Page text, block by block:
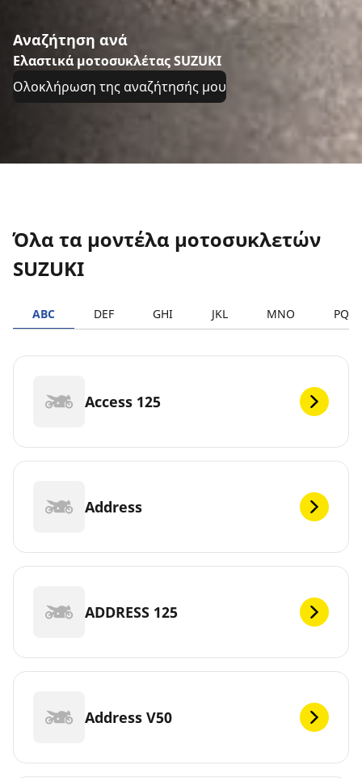
Αναζήτηση ανά
Ελαστικά μοτοσυκλέτας SUZUKI
Ολοκλήρωση της αναζήτησής μου
Όλα τα μοντέλα μοτοσυκλετών
SUZUKI
ABC DEF GHI JKL MNO PQRS
Access 125
Address
ADDRESS 125
Address V50